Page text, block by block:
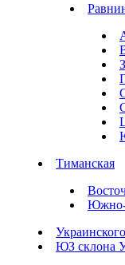
Тиманская
Южно-
ЮЗ склона